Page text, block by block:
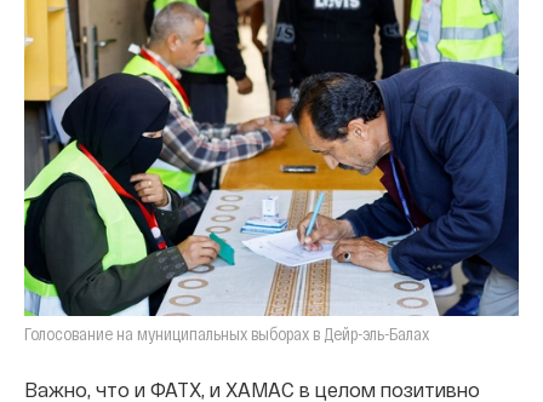
Голосование на муниципальных выборах в Дейр-эль-Балах
Важно, что и ФАТХ, и ХАМАС в целом позитивно